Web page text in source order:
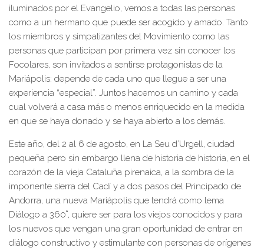
iluminados por el Evangelio, vemos a todas las personas
como a un hermano que puede ser acogido y amado. Tanto
los miembros y simpatizantes del Movimiento como las
personas que participan por primera vez sin conocer los
Focolares, son invitados a sentirse protagonistas de la
Mariápolis: depende de cada uno que llegue a ser una
experiencia “especial”. Juntos hacemos un camino y cada
cual volverá a casa más o menos enriquecido en la medida
en que se haya donado y se haya abierto a los demás.
Este año, del 2 al 6 de agosto, en La Seu d’Urgell, ciudad
pequeña pero sin embargo llena de historia de historia, en el
corazón de la vieja Cataluña pirenaica, a la sombra de la
imponente sierra del Cadí y a dos pasos del Principado de
Andorra, una nueva Mariápolis que tendrá como lema
Diálogo a 360˚, quiere ser para los viejos conocidos y para
los nuevos que vengan una gran oportunidad de entrar en
diálogo constructivo y estimulante con personas de orígenes